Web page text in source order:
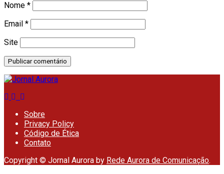
Nome *
Email *
Site
Sobre
Privacy Policy
Código de Ética
Contato
Copyright © Jornal Aurora by Rede Aurora de Comunicação.